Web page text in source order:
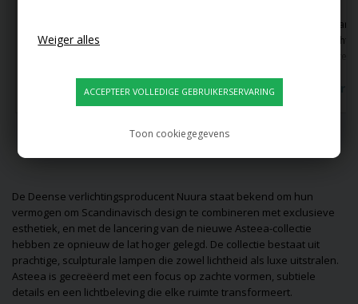
Toon cookiegegevens
functionaliteit. Bekijk
lampen in je interieur
en laat je inspireren
Lees meer
hier is Fuse Portable
van Made by Hand
Lees meer
verzameling van
creatieve
lampen ruimtes
huizen. Laat je
ideeën die laten
hoe verlichting
functioneel als
decoratief kan
Misschien vind je
je volgende
interieuridee!
MEER INSPIRATIE KRIJGEN
De Deense verlichtingsproducent Nuura staat bekend om hun
vermogen om Scandinavisch design te combineren met exclusieve
esthetiek, en met de lancering van de nieuwe Asteea-collectie
hebben ze opnieuw de lat hoger gelegd. De collectie bestaat uit
prachtige, sculpturale lampen die zowel lichtheid als luxe uitstralen.
Asteea is gecreëerd met een focus op zachte vormen, subtiele
details en een lichtbeleving die elke ruimte transformeert.